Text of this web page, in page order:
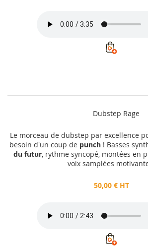
Dubstep Rage
Le morceau de dubstep par excellence
besoin d'un coup de punch ! Basses
du futur, rythme syncopé, montées en
voix samplées
50,00 € HT